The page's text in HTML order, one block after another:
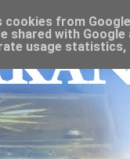
cookies from
shared with
usage statistics,